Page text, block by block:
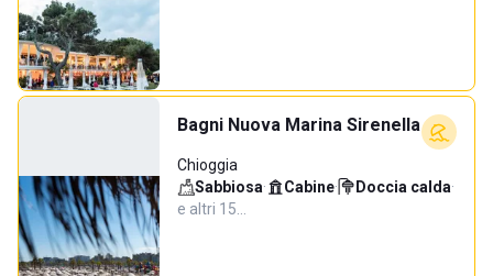
Bagni Nuova Marina Sirenella
Chioggia
Sabbiosa· Cabine· Doccia calda·
e altri 15…